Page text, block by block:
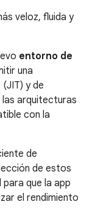
veloz, fluida y
entorno de
una
y de
arquitecturas
con la
de
de estos
que la app
el rendimiento